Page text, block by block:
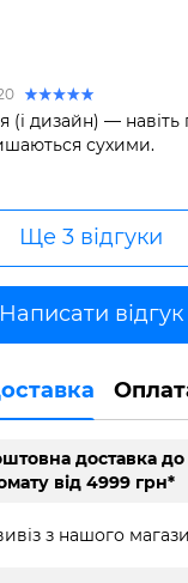
(і дизайн) — навіть
сухими.
Ще 3 відгуки
Написати відгук
доставка до
від 4999 грн*
з нашого